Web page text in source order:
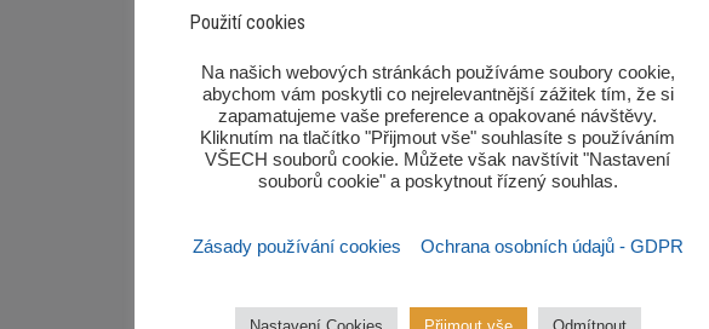
Použití cookies
‎Na našich webových stránkách používáme soubory cookie,
abychom vám poskytli co nejrelevantnější zážitek tím, že si
zapamatujeme vaše preference a opakované návštěvy.
Kliknutím na tlačítko "Přijmout vše" souhlasíte s používáním
VŠECH souborů cookie. Můžete však navštívit "Nastavení
souborů cookie" a poskytnout řízený souhlas.‎
Zásady používání cookies Ochrana osobních údajů - GDPR